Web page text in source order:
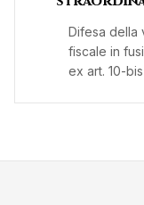
Difesa della
fiscale in
ex art. 10-